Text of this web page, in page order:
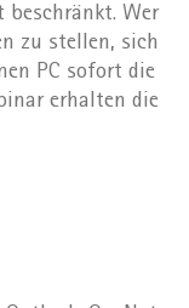
beschränkt. Wer
zu stellen, sich
PC sofort die
erhalten die